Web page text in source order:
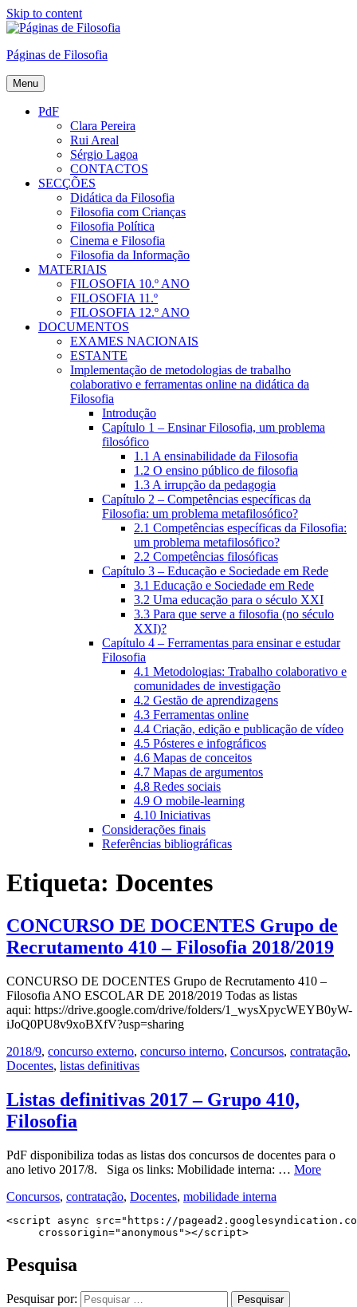
Skip to content
Páginas de Filosofia
Menu
PdF
Clara Pereira
Rui Areal
Sérgio Lagoa
CONTACTOS
SECÇÕES
Didática da Filosofia
Filosofia com Crianças
Filosofia Política
Cinema e Filosofia
Filosofia da Informação
MATERIAIS
FILOSOFIA 10.º ANO
FILOSOFIA 11.º
FILOSOFIA 12.º ANO
DOCUMENTOS
EXAMES NACIONAIS
ESTANTE
Implementação de metodologias de trabalho
colaborativo e ferramentas online na didática da
Filosofia
Introdução
Capítulo 1 – Ensinar Filosofia, um problema
filosófico
1.1 A ensinabilidade da Filosofia
1.2 O ensino público de filosofia
1.3 A irrupção da pedagogia
Capítulo 2 – Competências específicas da
Filosofia: um problema metafilosófico?
2.1 Competências específicas da Filosofia:
um problema metafilosófico?
2.2 Competências filosóficas
Capítulo 3 – Educação e Sociedade em Rede
3.1 Educação e Sociedade em Rede
3.2 Uma educação para o século XXI
3.3 Para que serve a filosofia (no século
XXI)?
Capítulo 4 – Ferramentas para ensinar e estudar
Filosofia
4.1 Metodologias: Trabalho colaborativo e
comunidades de investigação
4.2 Gestão de aprendizagens
4.3 Ferramentas online
4.4 Criação, edição e publicação de vídeo
4.5 Pósteres e infográficos
4.6 Mapas de conceitos
4.7 Mapas de argumentos
4.8 Redes sociais
4.9 O mobile-learning
4.10 Iniciativas
Considerações finais
Referências bibliográficas
Etiqueta: Docentes
CONCURSO DE DOCENTES Grupo de
Recrutamento 410 – Filosofia 2018/2019
CONCURSO DE DOCENTES Grupo de Recrutamento 410 –
Filosofia ANO ESCOLAR DE 2018/2019 Todas as listas
aqui: https://drive.google.com/drive/folders/1_wysXpycWEYB0yW-
iJoQ0PU8v9xoBXfV?usp=sharing
2018/9, concurso externo, concurso interno, Concursos, contratação,
Docentes, listas definitivas
Listas definitivas 2017 – Grupo 410,
Filosofia
PdF disponibiliza todas as listas dos concursos de docentes para o
ano letivo 2017/8. Siga os links: Mobilidade interna: … More
Concursos, contratação, Docentes, mobilidade interna
<script async src="https://
     crossorigin="anonymous"></script>
Pesquisa
Pesquisar por: